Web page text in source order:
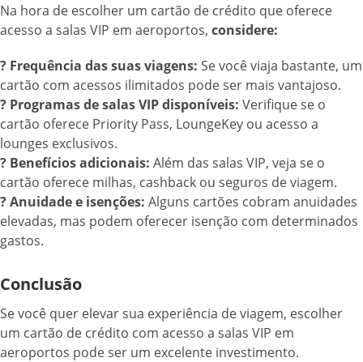
Na hora de escolher um cartão de crédito que oferece
acesso a salas VIP em aeroportos, considere:
? Frequência das suas viagens: Se você viaja bastante, um
cartão com acessos ilimitados pode ser mais vantajoso.
? Programas de salas VIP disponíveis: Verifique se o
cartão oferece Priority Pass, LoungeKey ou acesso a
lounges exclusivos.
? Benefícios adicionais: Além das salas VIP, veja se o
cartão oferece milhas, cashback ou seguros de viagem.
? Anuidade e isenções: Alguns cartões cobram anuidades
elevadas, mas podem oferecer isenção com determinados
gastos.
Conclusão
Se você quer elevar sua experiência de viagem, escolher
um cartão de crédito com acesso a salas VIP em
aeroportos pode ser um excelente investimento.